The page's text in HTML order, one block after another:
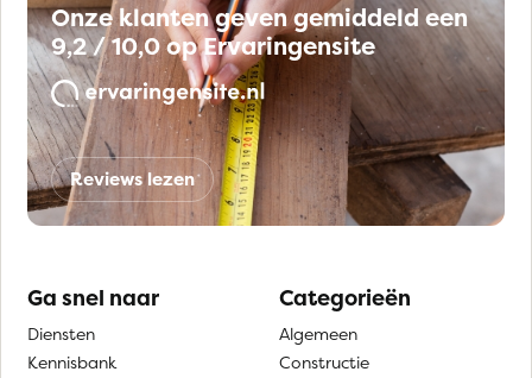
Onze klanten geven gemiddeld een
9,2 / 10,0 op Ervaringensite
Reviews lezen
Ga snel naar
Diensten
Kennisbank
Categorieën
Algemeen
Constructie